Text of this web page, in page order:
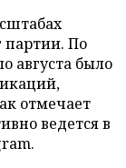
По
августа было
отмечает
ведется в